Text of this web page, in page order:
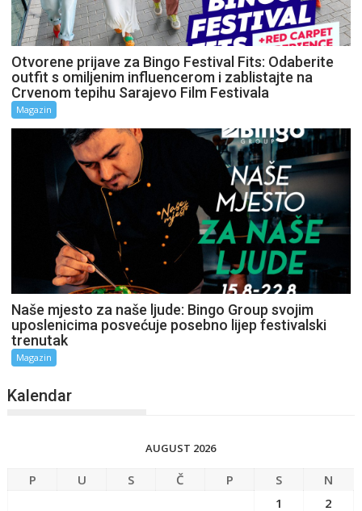
Otvorene prijave za Bingo Festival Fits: Odaberite
outfit s omiljenim influencerom i zablistajte na
Crvenom tepihu Sarajevo Film Festivala
Magazin
Naše mjesto za naše ljude: Bingo Group svojim
uposlenicima posvećuje posebno lijep festivalski
trenutak
Magazin
Kalendar
AUGUST 2026
P U S Č P S
N
1
2